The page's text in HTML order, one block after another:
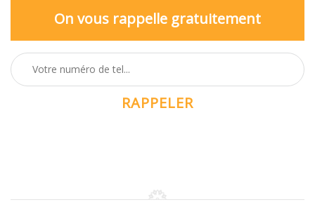
On vous rappelle gratuitement